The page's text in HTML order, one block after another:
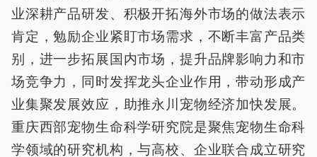
业深耕产品研发、积极开拓海外市场的做法表示
肯定，勉励企业紧盯市场需求，不断丰富产品类
别，进一步拓展国内市场，提升品牌影响力和市
场竞争力，同时发挥龙头企业作用，带动形成产
业集聚发展效应，助推永川宠物经济加快发展。
重庆西部宠物生命科学研究院是聚焦宠物生命科
学领域的研究机构，与高校、企业联合成立研究